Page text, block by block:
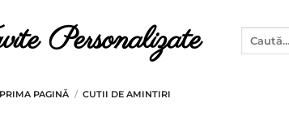
Personalizate
Caută
PRIMA PAGINĂ / CUTII DE AMINTIRI